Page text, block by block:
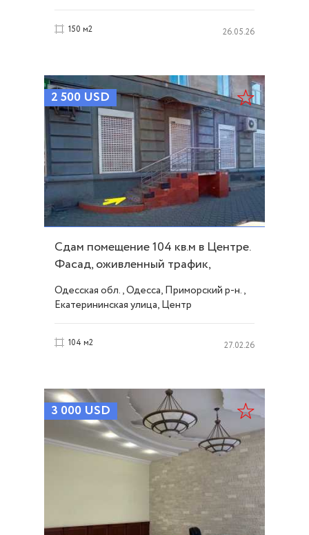
150 м2 26.05.26
2 500 USD
Сдам помещение 104 кв.м в Центре.
Фасад, оживленный трафик,
парковка. ID 41802
Одесская обл., Одесса, Приморский р-н.,
Екатерининская улица, Центр
104 м2 27.02.26
3 000 USD